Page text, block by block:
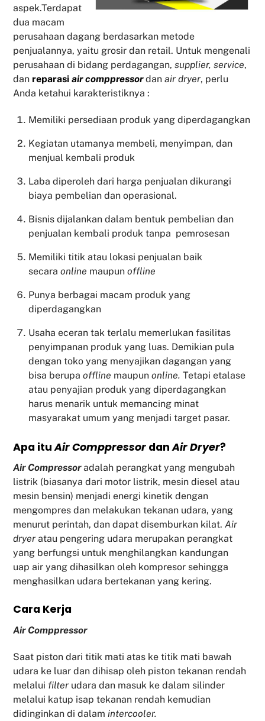
aspek.Terdapat
dua macam
perusahaan dagang berdasarkan metode
penjualannya, yaitu grosir dan retail. Untuk mengenali
perusahaan di bidang perdagangan,supplier, service,
dan reparasiair comppressordanair dryer, perlu
Anda ketahui karakteristiknya :
Memiliki persediaan produk yang diperdagangkan
Kegiatan utamanya membeli, menyimpan, dan
menjual kembali produk
Laba diperoleh dari harga penjualan dikurangi
biaya pembelian dan operasional.
Bisnis dijalankan dalam bentuk pembelian dan
penjualan kembali produk tanpa pemrosesan
Memiliki titik atau lokasi penjualan baik
secara online maupun offline
Punya berbagai macam produk yang
diperdagangkan
Usaha eceran tak terlalu memerlukan fasilitas
penyimpanan produk yang luas. Demikian pula
dengan toko yang menyajikan dagangan yang
bisa berupa offline maupun online. Tetapi etalase
atau penyajian produk yang diperdagangkan
harus menarik untuk memancing minat
masyarakat umum yang menjadi target pasar.
Apa ituAir Comppressor danAir Dryer?
Air Compressoradalah perangkat yang mengubah
listrik (biasanya dari motor listrik, mesin diesel atau
mesin bensin) menjadi energi kinetik dengan
mengompres dan melakukan tekanan udara, yang
menurut perintah, dan dapat disemburkan kilat.Air
dryer atau pengering udara merupakan perangkat
yang berfungsi untuk menghilangkan kandungan
uap air yang dihasilkan oleh kompresor sehingga
menghasilkan udara bertekanan yang kering.
Cara Kerja
Air Comppressor
Saat piston dari titik mati atas ke titik mati bawah
udara ke luar dan dihisap oleh piston tekanan rendah
melalui filter udara dan masuk ke dalam silinder
melalui katup isap tekanan rendah kemudian
didinginkan di dalamintercooler.